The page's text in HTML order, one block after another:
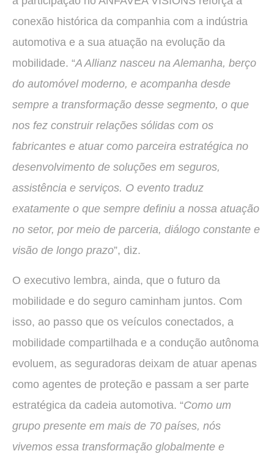
conexão histórica da companhia com a indústria
automotiva e a sua atuação na evolução da
mobilidade. “A Allianz nasceu na Alemanha, berço
do automóvel moderno, e acompanha desde
sempre a transformação desse segmento, o que
nos fez construir relações sólidas com os
fabricantes e atuar como parceira estratégica no
desenvolvimento de soluções em seguros,
assistência e serviços. O evento traduz
exatamente o que sempre definiu a nossa atuação
no setor, por meio de parceria, diálogo constante e
visão de longo prazo”, diz.
O executivo lembra, ainda, que o futuro da
mobilidade e do seguro caminham juntos. Com
isso, ao passo que os veículos conectados, a
mobilidade compartilhada e a condução autônoma
evoluem, as seguradoras deixam de atuar apenas
como agentes de proteção e passam a ser parte
estratégica da cadeia automotiva. “Como um
grupo presente em mais de 70 países, nós
vivemos essa transformação globalmente e